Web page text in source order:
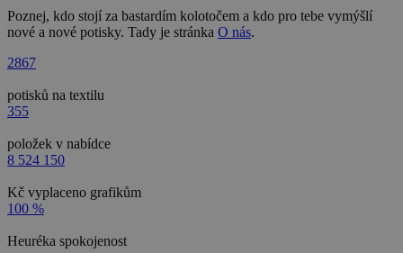
Poznej, kdo stojí za bastardím kolotočem a kdo pro tebe vymýšlí
nové a nové potisky. Tady je stránka O nás.
2867
potisků na textilu
355
položek v nabídce
8 524 150
Kč vyplaceno grafikům
100 %
Heuréka spokojenost